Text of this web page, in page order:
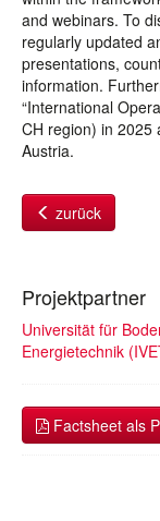
and webinars. To
regularly updated
presentations,
information.
“International
CH region) in 2025
Austria.
zurück
Projektpartner
Universität für
Energietechnik
Factsheet als